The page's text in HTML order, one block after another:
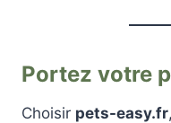
Portez votre
Choisir pets-easy.fr